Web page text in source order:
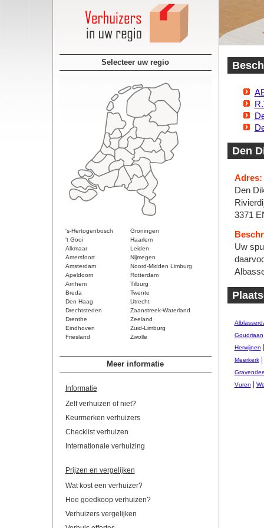
Selecteer uw regio
's-Hertogenbosch
Groningen
't Gooi
Haarlem
Alkmaar
Leiden
Amersfoort
Nijmegen
Amsterdam
Noord-Midden Limburg
Apeldoorn
Rotterdam
Arnhem
Tilburg
Breda
Twente
Den Haag
Utrecht
Drechtsteden
Zaanstreek-Waterland
Drenthe
Zeeland
Eindhoven
Zuid-Limburg
Friesland
Zwolle
Meer informatie
Informatie
Zelf verhuizen of niet?
Keurmerken verhuizers
Checklist verhuizen
Internationale verhuizing
Prijzen en vergelijken
Wat kost een verhuizer?
Hoe goedkoop verhuizen?
Verhuizers vergelijken
Den
Adres:
Den
3371
Uw
Goudriaan
Herwijnen
Meerkerk|
Vuren